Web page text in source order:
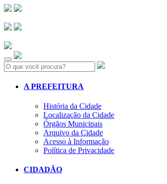
Search:
A PREFEITURA
História da Cidade
Localização da Cidade
Órgãos Municipais
Arquivo da Cidade
Acesso à Informação
Política de Privacidade
CIDADÃO